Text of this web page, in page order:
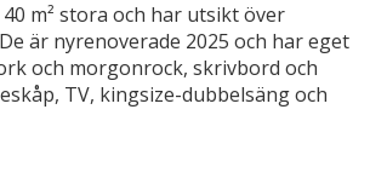
m² stora och har utsikt över
är nyrenoverade 2025 och har eget
och morgonrock, skrivbord och
TV, kingsize-dubbelsäng och